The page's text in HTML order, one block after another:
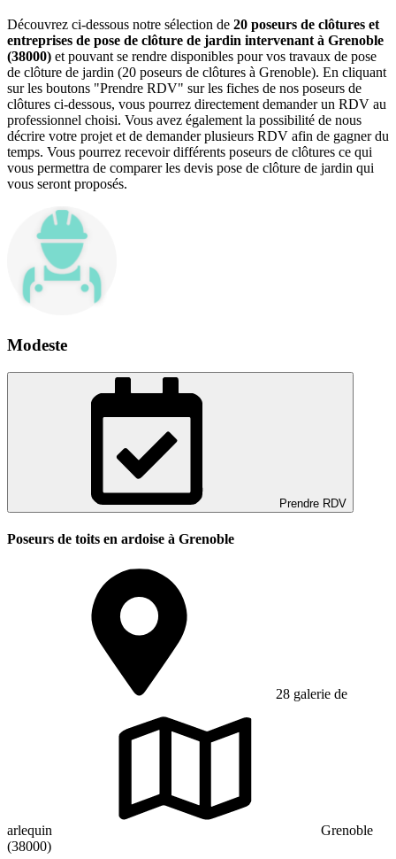
Découvrez ci-dessous notre sélection de 20 poseurs de clôtures et
entreprises de pose de clôture de jardin intervenant à Grenoble
(38000) et pouvant se rendre disponibles pour vos travaux de pose
de clôture de jardin (20 poseurs de clôtures à Grenoble). En cliquant
sur les boutons "Prendre RDV" sur les fiches de nos poseurs de
clôtures ci-dessous, vous pourrez directement demander un RDV au
professionnel choisi. Vous avez également la possibilité de nous
décrire votre projet et de demander plusieurs RDV afin de gagner du
temps. Vous pourrez recevoir différents poseurs de clôtures ce qui
vous permettra de comparer les devis pose de clôture de jardin qui
vous seront proposés.
Modeste
Prendre RDV
Poseurs de toits en ardoise à Grenoble
28 galerie de
arlequin
Grenoble
(38000)